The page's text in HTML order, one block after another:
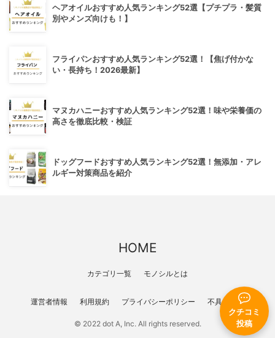
クチコミ
投稿
ヘアオイルおすすめ人気ランキング52選【プチプラ・髪質
別やメンズ向けも！】
フライパンおすすめ人気ランキング52選！【焦げ付かな
い・長持ち！2026最新】
マヌカハニーおすすめ人気ランキング52選！味や栄養価の
高さを徹底比較・検証
ドッグフードおすすめ人気ランキング52選！無添加・アレ
ルギー対策商品を紹介
HOME
カテゴリ一覧 モノシルとは
運営者情報 利用規約 プライバシーポリシー 不具合報告
© 2022 dot A, Inc. All rights reserved.